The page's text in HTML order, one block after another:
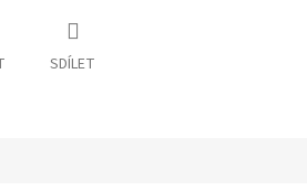
SDÍLET